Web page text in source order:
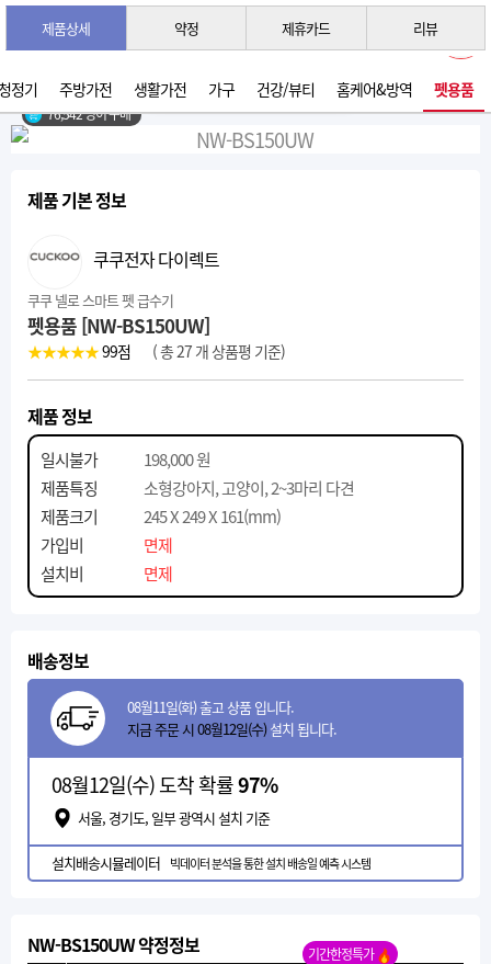
정기 주방가전 생활가전 가구 건강/뷰티 홈케어&방역 펫용품
제품상세 약정 제휴카드 리뷰
3초 간편 견적 받기 →
2026년 07월 생산
76,542 명이 구매
제품 기본 정보
쿠쿠전자 다이렉트
쿠쿠 넬로 스마트 펫 급수기
펫용품 [NW-BS150UW]
★★★★★99점 ( 총 27 개 상품평 기준)
제품 정보
일시불가
198,000 원
제품특징
소형강아지, 고양이, 2~3마리 다견
제품크기
245 X 249 X 161(mm)
가입비
면제
설치비
면제
배송정보
08월11일(화) 출고 상품 입니다.
지금 주문 시 08월12일(수)설치 됩니다.
08월12일(수) 도착 확률97%
서울, 경기도, 일부 광역시 설치 기준
설치배송시뮬레이터 빅데이터 분석을 통한 설치 배송일 예측 시스템
NW-BS150UW 약정정보 기간한정특가